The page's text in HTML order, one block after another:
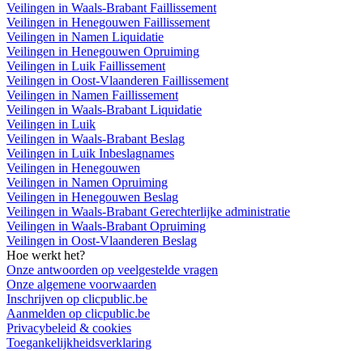
Veilingen in Waals-Brabant Faillissement
Veilingen in Henegouwen Faillissement
Veilingen in Namen Liquidatie
Veilingen in Henegouwen Opruiming
Veilingen in Luik Faillissement
Veilingen in Oost-Vlaanderen Faillissement
Veilingen in Namen Faillissement
Veilingen in Waals-Brabant Liquidatie
Veilingen in Luik
Veilingen in Waals-Brabant Beslag
Veilingen in Luik Inbeslagnames
Veilingen in Henegouwen
Veilingen in Namen Opruiming
Veilingen in Henegouwen Beslag
Veilingen in Waals-Brabant Gerechterlijke administratie
Veilingen in Waals-Brabant Opruiming
Veilingen in Oost-Vlaanderen Beslag
Hoe werkt het?
Onze antwoorden op veelgestelde vragen
Onze algemene voorwaarden
Inschrijven op clicpublic.be
Aanmelden op clicpublic.be
Privacybeleid & cookies
Toegankelijkheidsverklaring